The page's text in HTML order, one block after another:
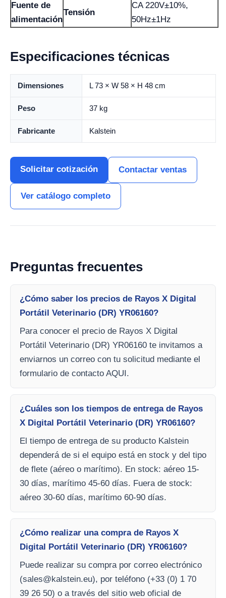
Fuente de
alimentación
Tensión
CA 220V±10%,
50Hz±1Hz
Especificaciones técnicas
Dimensiones L 73 × W 58 × H 48 cm
Peso 37 kg
Fabricante Kalstein
Solicitar cotización Contactar ventas
Ver catálogo completo
Preguntas frecuentes
¿Cómo saber los precios de Rayos X Digital
Portátil Veterinario (DR) YR06160?
Para conocer el precio de Rayos X Digital
Portátil Veterinario (DR) YR06160 te invitamos a
enviarnos un correo con tu solicitud mediante el
formulario de contacto AQUI.
¿Cuáles son los tiempos de entrega de Rayos
X Digital Portátil Veterinario (DR) YR06160?
El tiempo de entrega de su producto Kalstein
dependerá de si el equipo está en stock y del tipo
de flete (aéreo o marítimo). En stock: aéreo 15-
30 días, marítimo 45-60 días. Fuera de stock:
aéreo 30-60 días, marítimo 60-90 días.
¿Cómo realizar una compra de Rayos X
Digital Portátil Veterinario (DR) YR06160?
Puede realizar su compra por correo electrónico
(sales@kalstein.eu), por teléfono (+33 (0) 1 70
39 26 50) o a través del sitio web oficial de